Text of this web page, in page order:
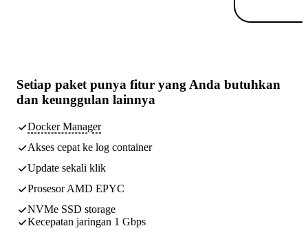
Setiap paket punya fitur yang Anda butuhkan
dan keunggulan lainnya
Docker Manager
Akses cepat ke log container
Update sekali klik
Prosesor AMD EPYC
NVMe SSD storage
Kecepatan jaringan 1 Gbps